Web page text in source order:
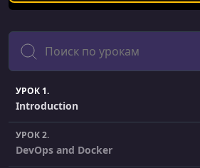
Поиск
УРОК 1.
Introduction
УРОК 2.
DevOps and Docker